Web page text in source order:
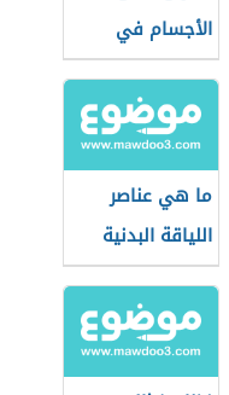
الأجسام في
المنزل
ما هي عناصر
اللياقة البدنية